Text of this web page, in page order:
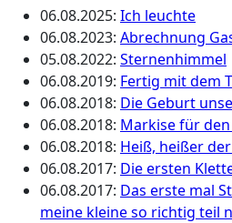
06.08.2025: Ich leuchte
06.08.2023: Abrechnung
05.08.2022: Sternenhimmel
06.08.2019: Fertig mit dem
06.08.2018: Die Geburt
06.08.2018: Markise für
06.08.2018: Heiß, heißer
06.08.2017: Die ersten
06.08.2017: Das erste mal
meine kleine so richtig teil